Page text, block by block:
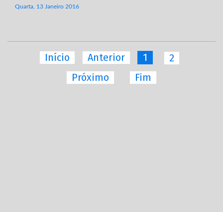
Quarta, 13 Janeiro 2016
Início Anterior 1
2
Próximo
Fim